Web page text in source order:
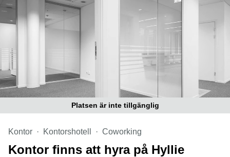
Hisingen
Lediga
Platsen är inte tillgänglig
Kontor Kontorshotell Coworking
Kontor finns att hyra på Hyllie